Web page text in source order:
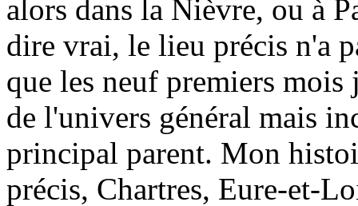
alors dans la Nièvre, ou à
dire vrai, le lieu précis n'a
que les neuf premiers mois
de l'univers général mais
principal parent. Mon
précis, Chartres, Eure-et-